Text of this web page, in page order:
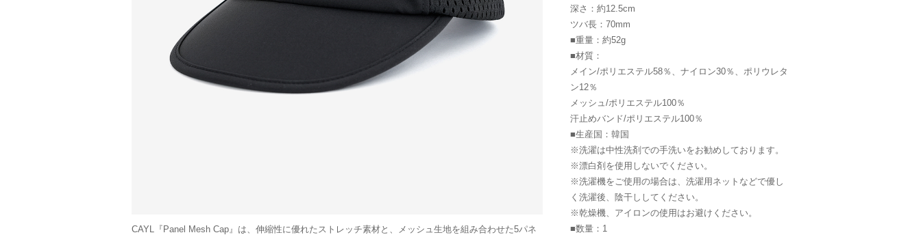
深さ：約12.5cm
ツバ長：70mm
■重量：約52g
■材質：
メイン/ポリエステル58％、ナイロン30％、ポリウレタ
ン12％
メッシュ/ポリエステル100％
汗止めバンド/ポリエステル100％
■生産国：韓国
※洗濯は中性洗剤での手洗いをお勧めしております。
※漂白剤を使用しないでください。
※洗濯機をご使用の場合は、洗濯用ネットなどで優し
く洗濯後、陰干ししてください。
※乾燥機、アイロンの使用はお避けください。
■数量：1
CAYL『Panel Mesh Cap』は、伸縮性に優れたストレッチ素材と、メッシュ生地を組み合わせた5パネ